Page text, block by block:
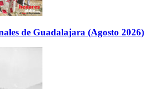
de Guadalajara (Agosto 2026)